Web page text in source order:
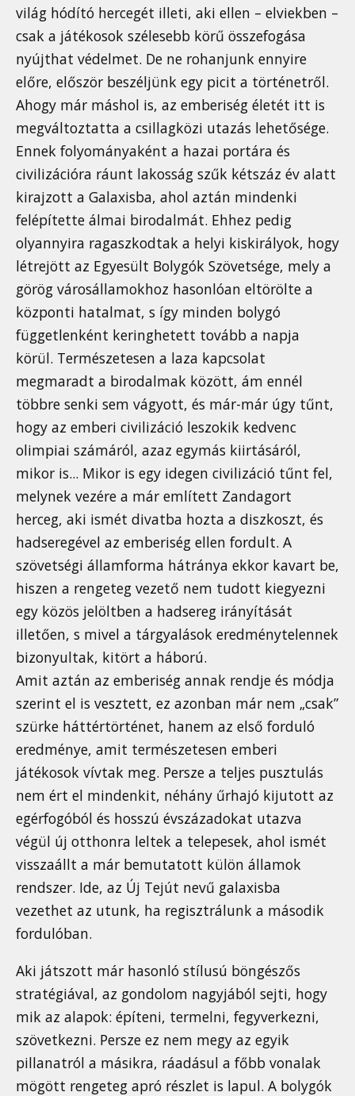
világ hódító hercegét illeti, aki ellen – elviekben –
csak a játékosok szélesebb körű összefogása
nyújthat védelmet. De ne rohanjunk ennyire
előre, először beszéljünk egy picit a történetről.
Ahogy már máshol is, az emberiség életét itt is
megváltoztatta a csillagközi utazás lehetősége.
Ennek folyományaként a hazai portára és
civilizációra ráunt lakosság szűk kétszáz év alatt
kirajzott a Galaxisba, ahol aztán mindenki
felépítette álmai birodalmát. Ehhez pedig
olyannyira ragaszkodtak a helyi kiskirályok, hogy
létrejött az Egyesült Bolygók Szövetsége, mely a
görög városállamokhoz hasonlóan eltörölte a
központi hatalmat, s így minden bolygó
függetlenként keringhetett tovább a napja
körül. Természetesen a laza kapcsolat
megmaradt a birodalmak között, ám ennél
többre senki sem vágyott, és már-már úgy tűnt,
hogy az emberi civilizáció leszokik kedvenc
olimpiai számáról, azaz egymás kiirtásáról,
mikor is... Mikor is egy idegen civilizáció tűnt fel,
melynek vezére a már említett Zandagort
herceg, aki ismét divatba hozta a diszkoszt, és
hadseregével az emberiség ellen fordult. A
szövetségi államforma hátránya ekkor kavart be,
hiszen a rengeteg vezető nem tudott kiegyezni
egy közös jelöltben a hadsereg irányítását
illetően, s mivel a tárgyalások eredménytelennek
bizonyultak, kitört a háború.
Amit aztán az emberiség annak rendje és módja
szerint el is vesztett, ez azonban már nem „csak”
szürke háttértörténet, hanem az első forduló
eredménye, amit természetesen emberi
játékosok vívtak meg. Persze a teljes pusztulás
nem ért el mindenkit, néhány űrhajó kijutott az
egérfogóból és hosszú évszázadokat utazva
végül új otthonra leltek a telepesek, ahol ismét
visszaállt a már bemutatott külön államok
rendszer. Ide, az Új Tejút nevű galaxisba
vezethet az utunk, ha regisztrálunk a második
fordulóban.
Aki játszott már hasonló stílusú böngészős
stratégiával, az gondolom nagyjából sejti, hogy
mik az alapok: építeni, termelni, fegyverkezni,
szövetkezni. Persze ez nem megy az egyik
pillanatról a másikra, ráadásul a főbb vonalak
mögött rengeteg apró részlet is lapul. A bolygók